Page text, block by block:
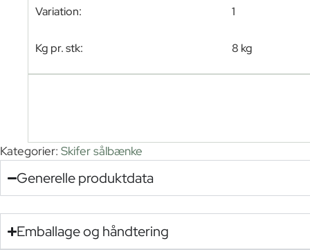
Variation: 1
Kg pr. stk: 8 kg
Kategorier: Skifer sålbænke
Generelle produktdata
Emballage og håndtering